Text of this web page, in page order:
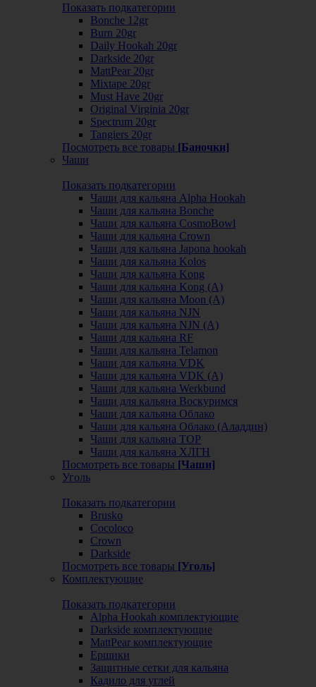
Показать подкатегории
Bonche 12gr
Burn 20gr
Daily Hookah 20gr
Darkside 20gr
MattPear 20gr
Mixtape 20gr
Must Have 20gr
Original Virginia 20gr
Spectrum 20gr
Tangiers 20gr
Посмотреть все товары [Баночки]
Чаши
Показать подкатегории
Чаши для кальяна Alpha Hookah
Чаши для кальяна Bonche
Чаши для кальяна CosmoBowl
Чаши для кальяна Crown
Чаши для кальяна Japona hookah
Чаши для кальяна Kolos
Чаши для кальяна Kong
Чаши для кальяна Kong (A)
Чаши для кальяна Moon (А)
Чаши для кальяна NJN
Чаши для кальяна NJN (А)
Чаши для кальяна RF
Чаши для кальяна Telamon
Чаши для кальяна VDK
Чаши для кальяна VDK (А)
Чаши для кальяна Werkbund
Чаши для кальяна Воскуримся
Чаши для кальяна Облако
Чаши для кальяна Облако (Аладдин)
Чаши для кальяна ТОР
Чаши для кальяна ХЛГН
Посмотреть все товары [Чаши]
Уголь
Показать подкатегории
Brusko
Cocoloco
Crown
Darkside
Посмотреть все товары [Уголь]
Комплектующие
Показать подкатегории
Alpha Hookah комплектующие
Darkside комплектующие
MattPear комплектующие
Ершики
Защитные сетки для кальяна
Кадило для углей